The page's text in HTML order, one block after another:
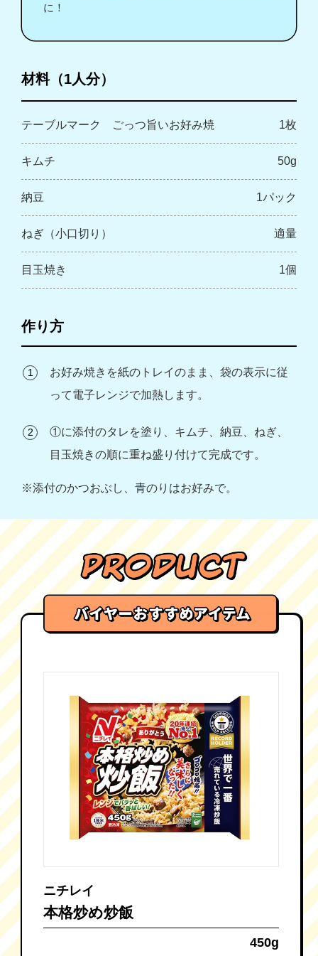
に！
材料（1人分）
テーブルマーク ごっつ旨いお好み焼 1枚
キムチ 50g
納豆 1パック
ねぎ（小口切り） 適量
目玉焼き 1個
作り方
お好み焼きを紙のトレイのまま、袋の表示に従
って電子レンジで加熱します。
①に添付のタレを塗り、キムチ、納豆、ねぎ、
目玉焼きの順に重ね盛り付けて完成です。
※添付のかつおぶし、青のりはお好みで。
ニチレイ
本格炒め炒飯
450g